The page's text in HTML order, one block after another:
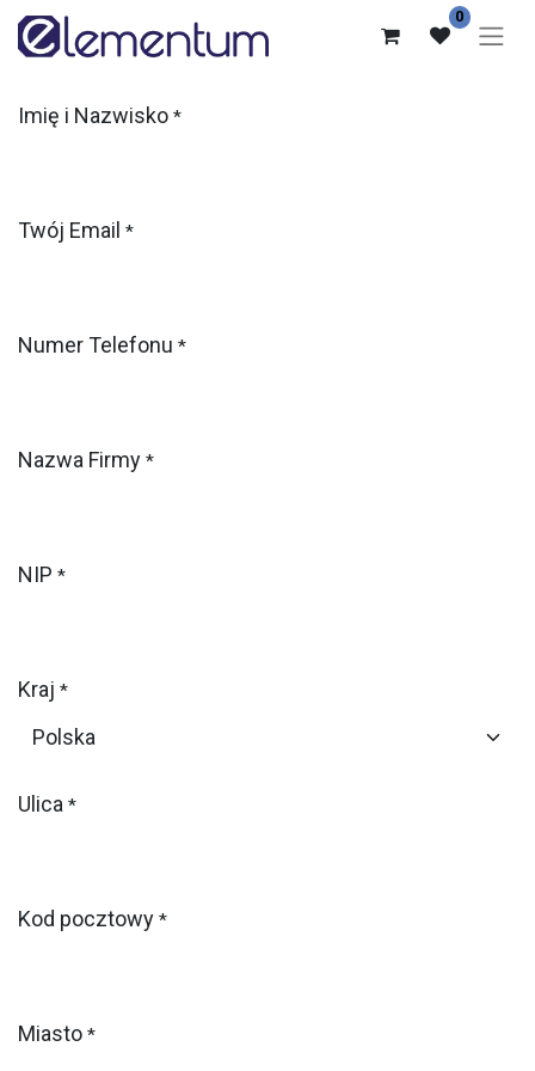
0
Imię i Nazwisko *
Twój Email *
Numer Telefonu *
Nazwa Firmy *
NIP *
Kraj *
Ulica *
Kod pocztowy *
Miasto *